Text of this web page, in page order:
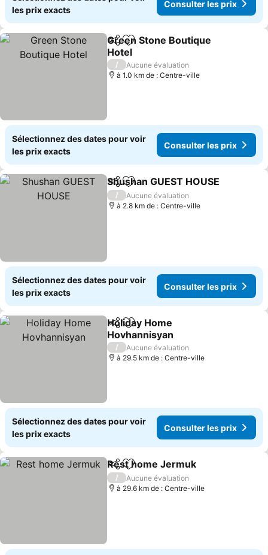
les prix exacts
Consulter les prix
PartagerAjouter à mes favoris
Green Stone Boutique
Hotel
Consulter les prix
/
Aucune évaluation
à 1.0 km de : Centre-ville
Sélectionnez des dates pour voir
les prix exacts
Consulter les prix
PartagerAjouter à mes favoris
Shushan GUEST HOUSE
/
Aucune évaluation
à 2.8 km de : Centre-ville
Sélectionnez des dates pour voir
les prix exacts
Consulter les prix
PartagerAjouter à mes favoris
Holiday Home
Hovhannisyan
Consulter les prix
/
Aucune évaluation
à 29.5 km de : Centre-ville
Sélectionnez des dates pour voir
les prix exacts
Consulter les prix
PartagerAjouter à mes favoris
Rest home Jermuk
/
Aucune évaluation
à 29.6 km de : Centre-ville